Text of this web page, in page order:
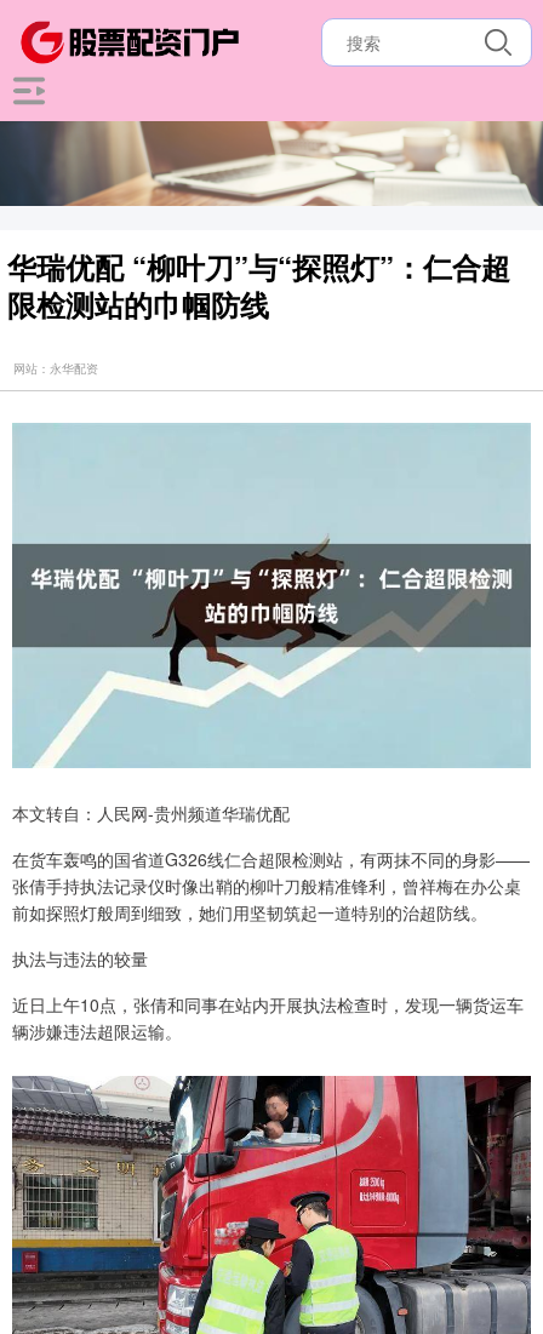
华瑞优配 “柳叶刀”与“探照灯”：仁合超
限检测站的巾帼防线
网站：永华配资
本文转自：人民网-贵州频道华瑞优配
在货车轰鸣的国省道G326线仁合超限检测站，有两抹不同的身影——
张倩手持执法记录仪时像出鞘的柳叶刀般精准锋利，曾祥梅在办公桌
前如探照灯般周到细致，她们用坚韧筑起一道特别的治超防线。
执法与违法的较量
近日上午10点，张倩和同事在站内开展执法检查时，发现一辆货运车
辆涉嫌违法超限运输。